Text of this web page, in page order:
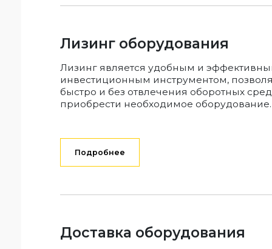
Лизинг оборудования
Лизинг является удобным и
инвестиционным инструментом,
быстро и без отвлечения оборотных
приобрести необходимое оборудование.
Подробнее
Доставка оборудования